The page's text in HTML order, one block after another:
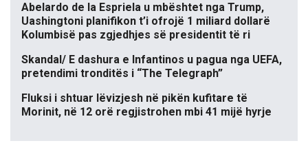
Abelardo de la Espriela u mbështet nga Trump,
Uashingtoni planifikon t’i ofrojë 1 miliard dollarë
Kolumbisë pas zgjedhjes së presidentit të ri
Skandal/ E dashura e Infantinos u pagua nga UEFA,
pretendimi tronditës i “The Telegraph”
Fluksi i shtuar lëvizjesh në pikën kufitare të
Morinit, në 12 orë regjistrohen mbi 41 mijë hyrje